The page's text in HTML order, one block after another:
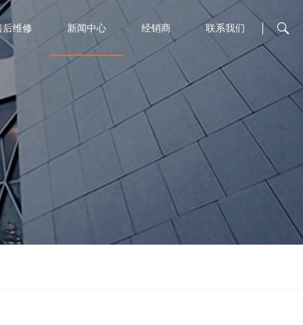
后维修 新闻中心 经销商 联系我们